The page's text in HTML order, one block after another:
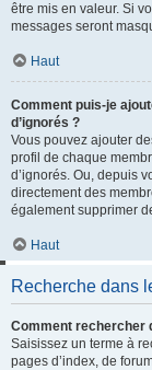
être mis en valeur. Si
messages seront
Haut
Comment puis-je
d’ignorés ?
Vous pouvez ajouter
profil de chaque
d’ignorés. Ou, depuis
directement des
également supprimer
Haut
Recherche dans
Comment rechercher
Saisissez un terme à
pages d’index, de